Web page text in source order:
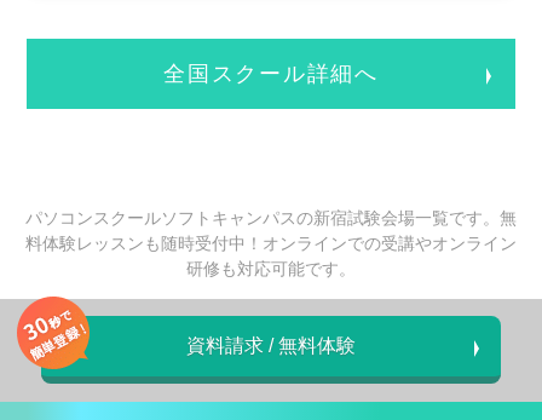
全国スクール詳細へ
パソコンスクールソフトキャンパスの新宿試験会場一覧です。無
料体験レッスンも随時受付中！オンラインでの受講やオンライン
研修も対応可能です。
資料請求 / 無料体験